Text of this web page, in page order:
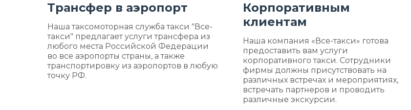
Трансфер в аэропорт
Наша таксомоторная служба такси "Все-
такси" предлагает услуги трансфера из
любого места Российской Федерации
во все аэропорты страны, а также
транспортировку из аэропортов в любую
точку РФ.
Корпоративным
клиентам
Наша компания «Все-такси» готова
предоставить вам услуги
корпоративного такси. Сотрудники
фирмы должны присутствовать на
различных встречах и мероприятиях,
встречать партнеров и проводить
различные экскурсии.